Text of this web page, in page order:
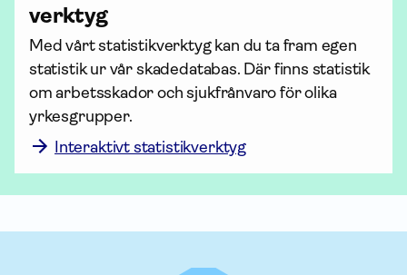
verktyg
Med vårt statistikverktyg kan du ta fram egen
statistik ur vår skadedatabas. Där finns statistik
om arbets­skador och sjukfrånvaro för olika
yrkesgrupper.
Interaktivt statistikverktyg